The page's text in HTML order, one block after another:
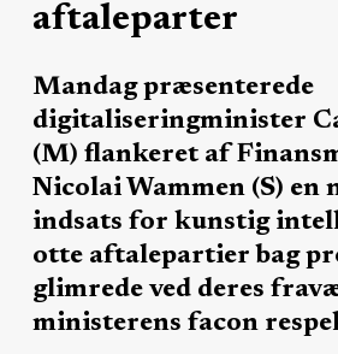
aftaleparter
Mandag præsenterede
digitaliseringminister
(M) flankeret af
Nicolai Wammen (S) en
indsats for kunstig
otte aftalepartier bag
glimrede ved deres
ministerens facon